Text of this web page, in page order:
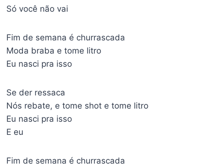
Só você não vai
Fim de semana é churrascada
Moda braba e tome litro
Eu nasci pra isso
Se der ressaca
Nós rebate, e tome shot e tome litro
Eu nasci pra isso
E eu
Fim de semana é churrascada